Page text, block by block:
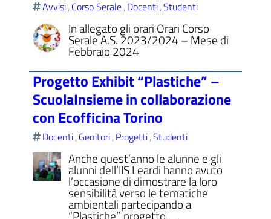
del sito
Avvisi, Corso Serale, Docenti,Studenti
In allegato gli orari Orari Corso
Serale A.S. 2023/2024 – Mese di
Febbraio 2024
Progetto Exhibit “Plastiche” –
ScuolaInsieme in collaborazione
con Ecofficina Torino
Docenti, Genitori, Progetti,Studenti
Anche quest’anno le alunne e gli
alunni dell’IIS Leardi hanno avuto
l’occasione di dimostrare la loro
sensibilità verso le tematiche
ambientali partecipando a